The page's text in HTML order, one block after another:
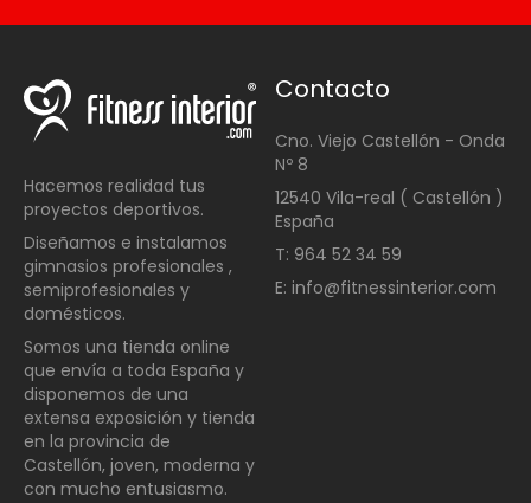
Hacemos realidad tus
proyectos deportivos.
Diseñamos e instalamos
gimnasios profesionales ,
semiprofesionales y
domésticos.
Somos una tienda online
que envía a toda España y
disponemos de una
extensa exposición y tienda
en la provincia de
Castellón, joven, moderna y
con mucho entusiasmo.
Contacto
Cno. Viejo Castellón - Onda
Nº 8
12540 Vila-real ( Castellón )
España
T: 964 52 34 59
E: info@fitnessinterior.com